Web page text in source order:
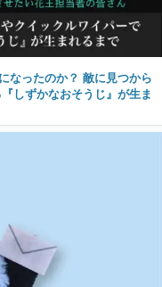
なったのか？ 敵に見つから
しずかなおそうじ』が生ま